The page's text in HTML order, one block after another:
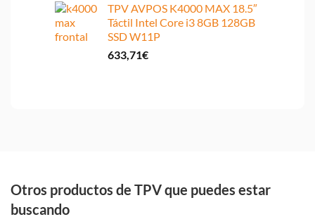
TPV AVPOS K4000 MAX 18.5″
Táctil Intel Core i3 8GB 128GB
SSD W11P
633,71€
Otros productos de TPV que puedes estar
buscando